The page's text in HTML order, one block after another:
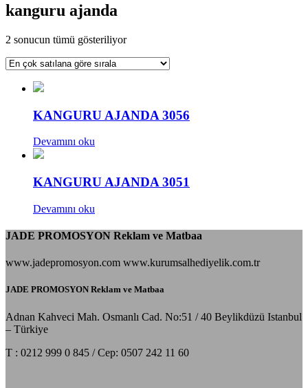
kanguru ajanda
2 sonucun tümü gösteriliyorPopülerliğe
sıralandı
KANGURU AJANDA 3056
Devamını oku
KANGURU AJANDA 3051
Devamını oku
JADE PROMOSYON Reklam ve Matbaa
www.jadepromosyon.com www.kurumsalhediyelik.com.tr
JADE PROMOSYON Reklam ve Matbaa
Adnan Kahveci Mah. Osmanlı Cad. No:51 / 40 Beylikdüzü Istanbul
– Türkiye
T : 0212 999 0 845 / Cep: 0507 242 11 60